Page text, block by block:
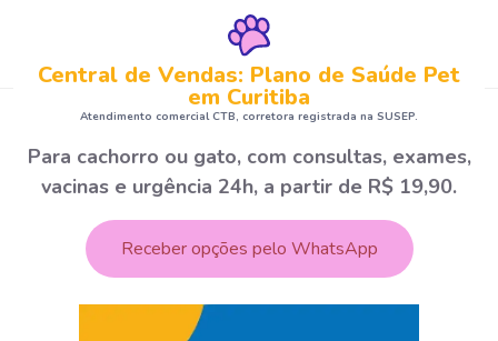
Central de Vendas: Plano de Saúde Pet
em Curitiba
Atendimento comercial CTB, corretora registrada na SUSEP.
Para cachorro ou gato, com consultas, exames,
vacinas e urgência 24h, a partir de R$ 19,90.
Receber opções pelo WhatsApp